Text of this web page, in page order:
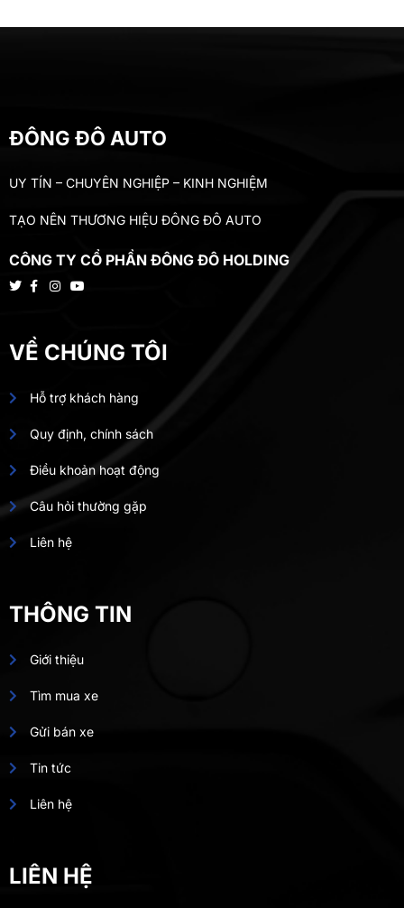
ĐÔNG ĐÔ AUTO
UY TÍN – CHUYÊN NGHIỆP – KINH NGHIỆM
TẠO NÊN THƯƠNG HIỆU ĐÔNG ĐÔ AUTO
CÔNG TY CỔ PHẦN ĐÔNG ĐÔ HOLDING
VỀ CHÚNG TÔI
Hỗ trợ khách hàng
Quy định, chính sách
Điều khoản hoạt động
Câu hỏi thường gặp
Liên hệ
THÔNG TIN
Giới thiệu
Tìm mua xe
Gửi bán xe
Tin tức
Liên hệ
LIÊN HỆ